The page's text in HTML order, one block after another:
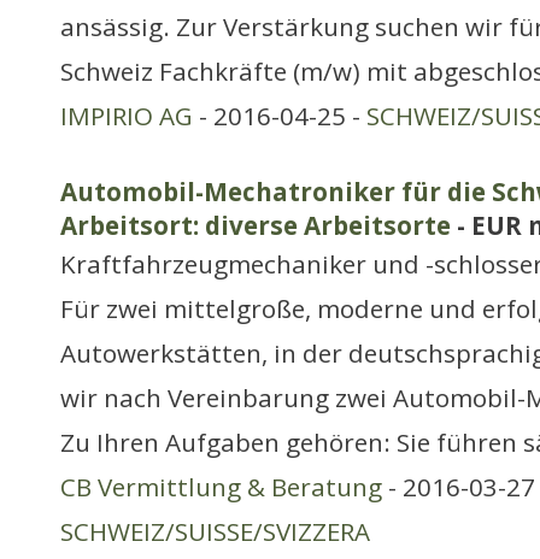
ansässig. Zur Verstärkung suchen wir
Schweiz Fachkräfte (m/w) mit
IMPIRIO AG - 2016-04-25 - SCHWEIZ/
Automobil-Mechatroniker für die
Arbeitsort: diverse Arbeitsorte -
Kraftfahrzeugmechaniker und -
Für zwei mittelgroße, moderne und
Autowerkstätten, in der
wir nach Vereinbarung zwei
Zu Ihren Aufgaben gehören: Sie führen
CB Vermittlung & Beratung - 2016-03-
SCHWEIZ/SUISSE/SVIZZERA